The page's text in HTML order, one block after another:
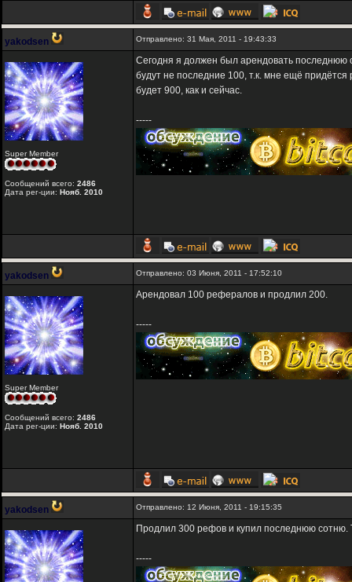
yakodsen Отправлено: 31 Мая, 2011 - 19:43:33
Super Member
Сообщений всего: 2486
Дата рег-ции: Нояб. 2010
Сегодня я должен был арендовать последнюю
будут не последние 100, т.к. мне ещё придётся
будет 900, как и сейчас.
-----
yakodsen Отправлено: 03 Июня, 2011 - 17:52:10
Super Member
Сообщений всего: 2486
Дата рег-ции: Нояб. 2010
Арендовал 100 рефералов и продлил 200.
-----
yakodsen Отправлено: 12 Июня, 2011 - 19:15:35
Продлил 300 рефов и купил последнюю
-----